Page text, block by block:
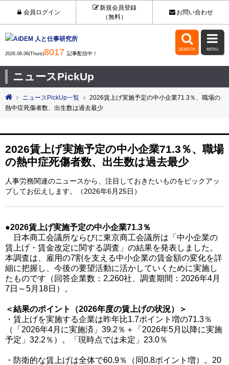
会員ログイン
新規会員登録
（無料）
お問い合わせ
2026.08.06(Thurs)8017 記事配信中！

SEARCH

MENU
ニュースPickUp
ニュースPickUp一覧
2026賃上げ実施予定の中小企業71.3％、職場の
熱中症死傷者数、出生数は過去最少
2026賃上げ実施予定の中小企業71.3％、職場
の熱中症死傷者数、出生数は過去最少
人事労務関連のニュースから、注目しておきたいものをピックアッ
プしてお伝えします。（2026年6月25日）
●2026賃上げ実施予定の中小企業71.3％
日本商工会議所ならびに東京商工会議所は「中小企業の
賃上げ・賃金改定に関する調査」の結果を発表しました。
本調査は、雇用の7割を支える中小企業の賃金額の変化を詳
細に把握し、今後の要望活動に活かしていくために実施し
たものです（回答企業数：2,260社、調査期間：2026年4月
7日～5月18日）。
＜結果のポイント（2026年度の賃上げの状況）＞
・賃上げを実施する企業は昨年比1.7ポイント増の71.3％
（「2026年4月に実施済」39.2％＋「2026年5月以降に実施
予定」32.2％）。「現時点では未定」23.0％
・防衛的な賃上げは全体で60.9％（同0.8ポイント増）。20